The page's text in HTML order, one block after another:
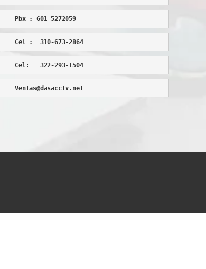
Pbx : 601 5272059
Cel :  310-673-2864
Cel:   322-293-1504
Ventas@dasacctv.net